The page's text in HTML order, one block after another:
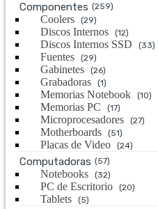
Componentes (259)
Coolers (29)
Discos Internos (12)
Discos Internos SSD (33)
Fuentes (29)
Gabinetes (26)
Grabadoras (1)
Memorias Notebook (10)
Memorias PC (17)
Microprocesadores (27)
Motherboards (51)
Placas de Video (24)
Computadoras (57)
Notebooks (32)
PC de Escritorio (20)
Tablets (5)